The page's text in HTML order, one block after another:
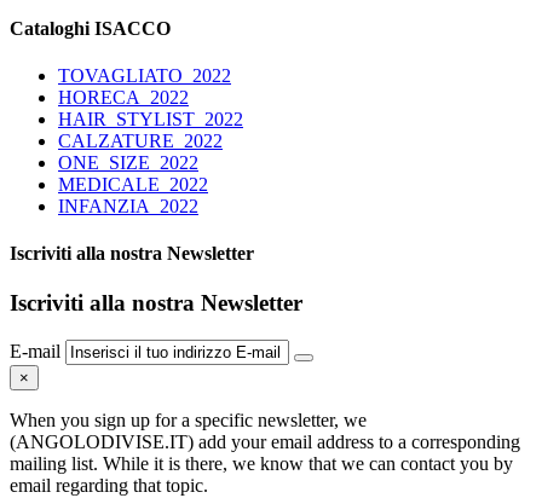
Cataloghi ISACCO
TOVAGLIATO_2022
HORECA_2022
HAIR_STYLIST_2022
CALZATURE_2022
ONE_SIZE_2022
MEDICALE_2022
INFANZIA_2022
Iscriviti alla nostra Newsletter
Iscriviti alla nostra Newsletter
E-mail
×
When you sign up for a specific newsletter, we
(ANGOLODIVISE.IT) add your email address to a corresponding
mailing list. While it is there, we know that we can contact you by
email regarding that topic.